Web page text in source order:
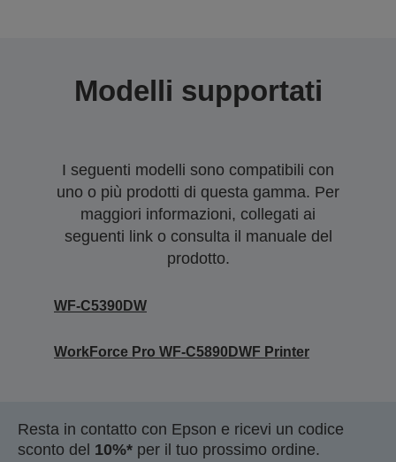
Modelli supportati
I seguenti modelli sono compatibili con
uno o più prodotti di questa gamma. Per
maggiori informazioni, collegati ai
seguenti link o consulta il manuale del
prodotto.
WF-C5390DW
WorkForce Pro WF-C5890DWF Printer
Resta in contatto con Epson e ricevi un codice
sconto del 10%* per il tuo prossimo ordine.